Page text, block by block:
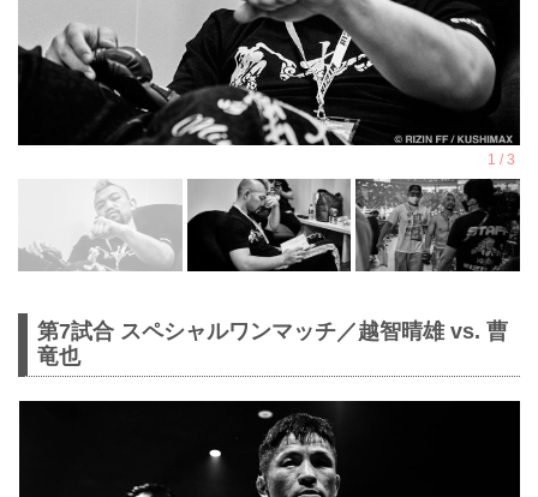
第7試合 スペシャルワンマッチ／越智晴雄 vs. 曹
竜也